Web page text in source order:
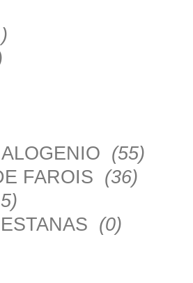
(55)
FAROIS (36)
(0)